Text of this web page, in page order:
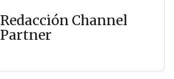
Redacción Channel
Partner